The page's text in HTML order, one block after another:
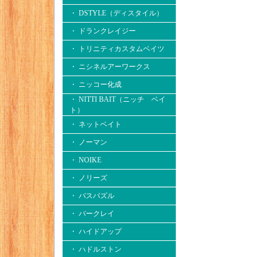
・ DSTYLE（ディスタイル）
・ ドランクレイジー
・ トリニティカスタムベイツ
・ ニシネルアーワークス
・ ニッコー化成
・ NITTI BAIT（ニッチ ベイ
ト）
・ ネットベイト
・ ノーマン
・ NOIKE
・ ノリーズ
・ バスパズル
・ バークレイ
・ ハイドアップ
・ ハドルストン